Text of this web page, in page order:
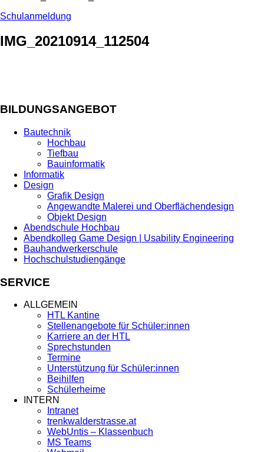
Schulanmeldung
IMG_20210914_112504
BILDUNGSANGEBOT
Bautechnik
Hochbau
Tiefbau
Bauinformatik
Informatik
Design
Grafik Design
Angewandte Malerei und Oberflächendesign
Objekt Design
Abendschule Hochbau
Abendkolleg Game Design | Usability Engineering
Bauhandwerkerschule
Hochschulstudiengänge
SERVICE
ALLGEMEIN
HTL Kantine
Stellenangebote für Schüler:innen
Karriere an der HTL
Sprechstunden
Termine
Unterstützung für Schüler:innen
Beihilfen
Schülerheime
INTERN
Intranet
trenkwalderstrasse.at
WebUntis – Klassenbuch
MS Teams